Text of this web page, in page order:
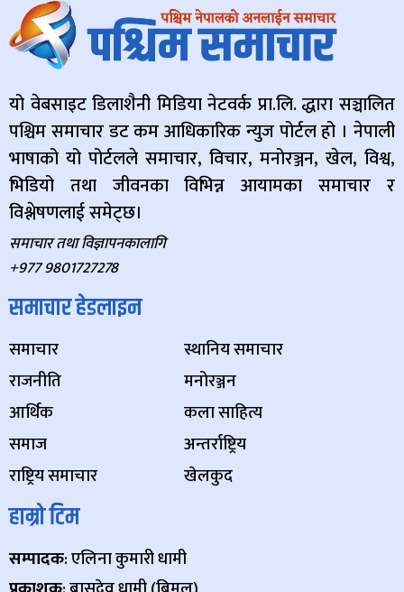
यो वेबसाइट डिलाशैनी मिडिया नेटवर्क प्रा.लि. द्धारा सञ्चालित
पश्चिम समाचार डट कम आधिकारिक न्युज पोर्टल हो । नेपाली
भाषाको यो पोर्टलले समाचार, विचार, मनोरञ्जन, खेल, विश्व,
भिडियो तथा जीवनका विभिन्न आयामका समाचार र
विश्लेषणलाई समेट्छ।
समाचार तथा विज्ञापनकालागि
+977 9801727278
समाचार हेडलाइन
समाचार
राजनीति
आर्थिक
समाज
राष्ट्रिय समाचार
स्थानिय समाचार
मनोरञ्जन
कला साहित्य
अन्तर्राष्ट्रिय
खेलकुद
हाम्रो टिम
सम्पादक: एलिना कुमारी धामी